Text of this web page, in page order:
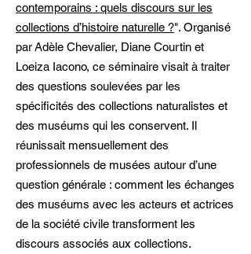
contemporains : quels discours sur les
collections d’histoire naturelle ?". Organisé
parAdèle Chevalier, Diane Courtin et
Loeiza Iacono, ce séminaire visait à traiter
des questions soulevées par les
spécificités des collections naturalistes et
des muséums qui les conservent. Il
réunissait mensuellement des
professionnels de musées autour d’une
question générale : comment les échanges
des muséums avec les acteurs et actrices
de la société civile transforment les
discours associés aux collections.